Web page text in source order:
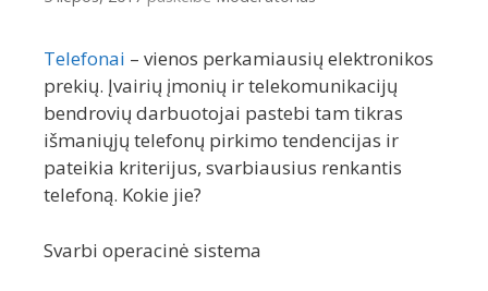
Telefonai – vienos perkamiausių elektronikos
prekių. Įvairių įmonių ir telekomunikacijų
bendrovių darbuotojai pastebi tam tikras
išmaniųjų telefonų pirkimo tendencijas ir
pateikia kriterijus, svarbiausius renkantis
telefoną. Kokie jie?
Svarbi operacinė sistema